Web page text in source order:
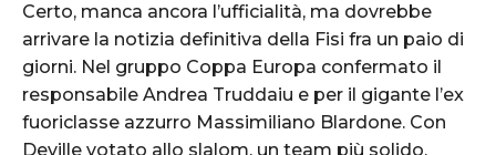
Certo, manca ancora l’ufficialità, ma dovrebbe
arrivare la notizia definitiva della Fisi fra un paio di
giorni. Nel gruppo Coppa Europa confermato il
responsabile Andrea Truddaiu e per il gigante l’ex
fuoriclasse azzurro Massimiliano Blardone. Con
Deville votato allo slalom, un team più solido,